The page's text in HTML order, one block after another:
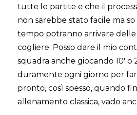
tutte le partite e che il
non sarebbe stato facile ma so
tempo potranno arrivare delle
cogliere. Posso dare il mio
squadra anche giocando 10′ o
duramente ogni giorno per
pronto, così spesso, quando
allenamento classica, vado